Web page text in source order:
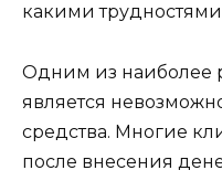
какими
Одним из наиболее
является
средства. Многие
после внесения